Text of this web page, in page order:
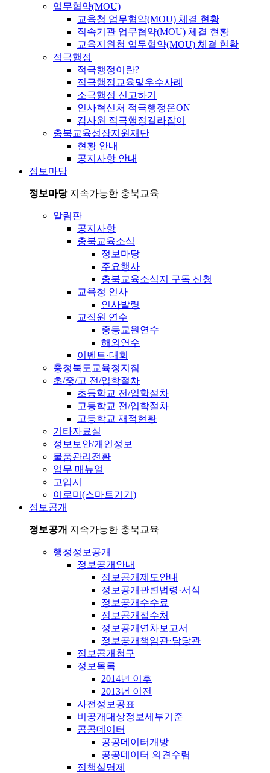
업무협약(MOU)
교육청 업무협약(MOU) 체결 현황
직속기관 업무협약(MOU) 체결 현황
교육지원청 업무협약(MOU) 체결 현황
적극행정
적극행정이란?
적극행정교육및우수사례
소극행정 신고하기
인사혁신처 적극행정온ON
감사원 적극행정길라잡이
충북교육성장지원재단
현황 안내
공지사항 안내
정보마당
정보마당 지속가능한 충북교육
알림판
공지사항
충북교육소식
정보마당
주요행사
충북교육소식지 구독 신청
교육청 인사
인사발령
교직원 연수
중등교원연수
해외연수
이벤트·대회
충청북도교육청지침
초/중/고 전/입학절차
초등학교 전/입학절차
고등학교 전/입학절차
고등학교 재적현황
기타자료실
정보보안/개인정보
물품관리전환
업무 매뉴얼
고입시
이로미(스마트기기)
정보공개
정보공개 지속가능한 충북교육
행정정보공개
정보공개안내
정보공개제도안내
정보공개관련법령·서식
정보공개수수료
정보공개접수처
정보공개연차보고서
정보공개책임관·담당관
정보공개청구
정보목록
2014년 이후
2013년 이전
사전정보공표
비공개대상정보세부기준
공공데이터
공공데이터개방
공공데이터 의견수렴
정책실명제